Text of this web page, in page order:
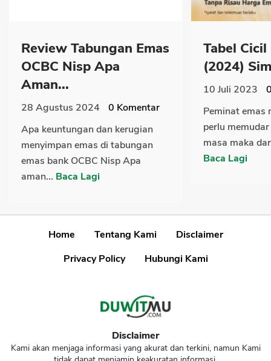
Review Tabungan Emas
OCBC Nisp Apa
Aman...
28 Agustus 2024 0 Komentar
Apa keuntungan dan kerugian
menyimpan emas di tabungan
emas bank OCBC Nisp Apa
aman... Baca Lagi
Tabel Cicil
(2024)
10 Juli 2023
Peminat emas
perlu
masa maka
Baca Lagi
Home Tentang Kami
Disclaimer
Privacy Policy
Hubungi Kami
Disclaimer
Kami akan menjaga informasi yang akurat dan terkini, namun Kami